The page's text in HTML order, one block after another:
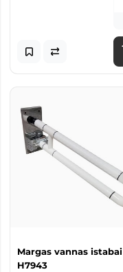
Margas vannas istabai
H7943